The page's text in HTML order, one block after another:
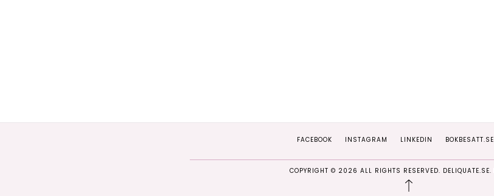
FACEBOOK INSTAGRAM LINKEDIN BOKBESATT.SE
COPYRIGHT © 2026 ALL RIGHTS RESERVED. DELIQUATE.SE.